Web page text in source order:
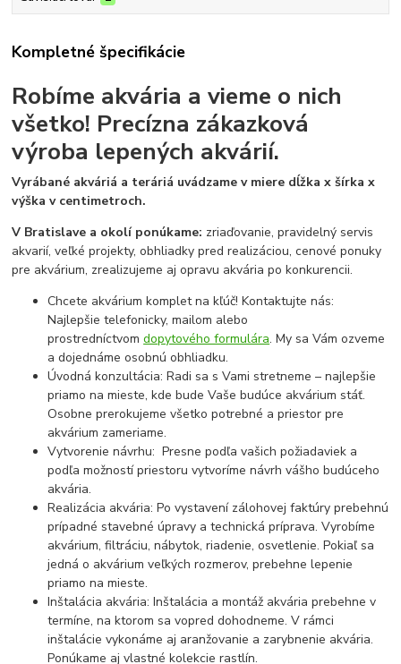
Kompletné špecifikácie
Robíme akvária a vieme o nich
všetko! Precízna zákazková
výroba lepených akvárií.
Vyrábané akváriá a teráriá uvádzame v miere dĺžka x šírka x
výška v centimetroch.
V Bratislave a okolí ponúkame: zriaďovanie, pravidelný servis
akvarií, veľké projekty, obhliadky pred realizáciou, cenové ponuky
pre akvárium, zrealizujeme aj opravu akvária po konkurencii.
Chcete akvárium komplet na kľúč! Kontaktujte nás:
Najlepšie telefonicky, mailom alebo
prostredníctvomdopytového formulára. My sa Vám ozveme
a dojednáme osobnú obhliadku.
Úvodná konzultácia: Radi sa s Vami stretneme – najlepšie
priamo na mieste, kde bude Vaše budúce akvárium stáť.
Osobne prerokujeme všetko potrebné a priestor pre
akvárium zameriame.
Vytvorenie návrhu: Presne podľa vašich požiadaviek a
podľa možností priestoru vytvoríme návrh vášho budúceho
akvária.
Realizácia akvária: Po vystavení zálohovej faktúry prebehnú
prípadné stavebné úpravy a technická príprava. Vyrobíme
akvárium, filtráciu, nábytok, riadenie, osvetlenie. Pokiaľ sa
jedná o akvárium veľkých rozmerov, prebehne lepenie
priamo na mieste.
Inštalácia akvária: Inštalácia a montáž akvária prebehne v
termíne, na ktorom sa vopred dohodneme. V rámci
inštalácie vykonáme aj aranžovanie a zarybnenie akvária.
Ponúkame aj vlastné kolekcie rastlín.